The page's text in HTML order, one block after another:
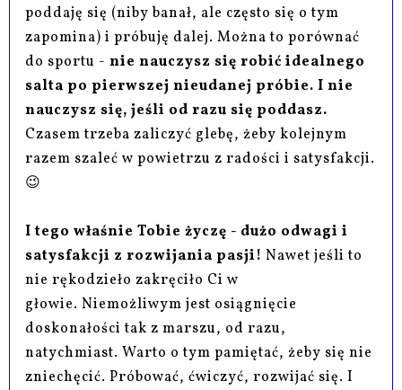
poddaję się (niby banał, ale często się o tym
zapomina) i próbuję dalej. Można to porównać
do sportu -nie nauczysz się robić idealnego
salta po pierwszej nieudanej próbie. I nie
nauczysz się, jeśli od razu się poddasz.
Czasem trzeba zaliczyć glebę, żeby kolejnym
razem szaleć w powietrzu z radości i satysfakcji.
😉
I tego właśnie Tobie życzę - dużo odwagi i
satysfakcji z rozwijania pasji! Nawet jeśli to
nie rękodzieło zakręciło Ci w
głowie.Niemożliwym jest osiągnięcie
doskonałości tak z marszu, od razu,
natychmiast. Warto o tym pamiętać, żeby się nie
zniechęcić. Próbować, ćwiczyć, rozwijać się. I